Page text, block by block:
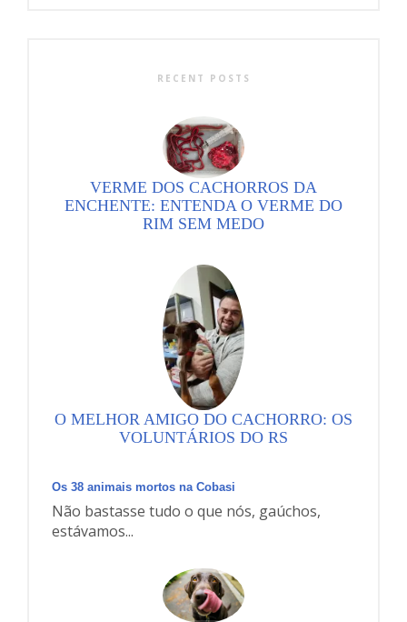
RECENT POSTS
VERME DOS CACHORROS DA
ENCHENTE: ENTENDA O VERME DO
RIM SEM MEDO
O MELHOR AMIGO DO CACHORRO: OS
VOLUNTÁRIOS DO RS
Os 38 animais mortos na Cobasi
Não bastasse tudo o que nós, gaúchos,
estávamos...